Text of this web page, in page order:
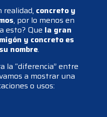
realidad, concreto y
, por lo menos en
esto? Que la gran
y concreto es
nombre.
la “diferencia” entre
a mostrar una
o usos: